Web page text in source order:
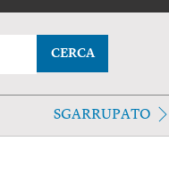
CERCA
SGARRUPATO